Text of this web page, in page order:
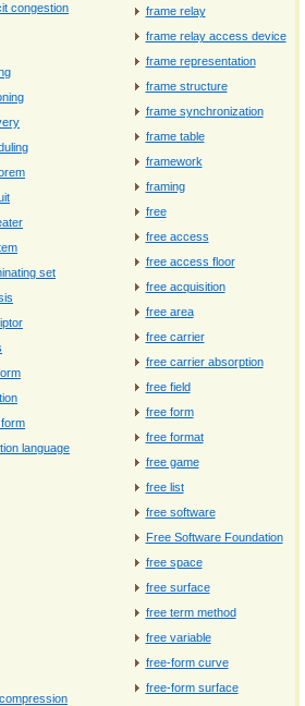
congestion
set
language
frame relay
frame relay access device
frame representation
frame structure
frame synchronization
frame table
framework
framing
free
free access
free access floor
free acquisition
free area
free carrier
free carrier absorption
free field
free form
free format
free game
free list
free software
Free Software Foundation
free space
free surface
free term method
free variable
free-form curve
free-form surface